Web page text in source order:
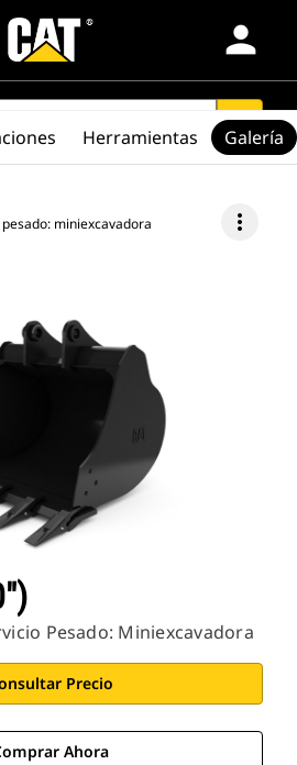
person
search
miniexcavadora more_vert
Pesado: Miniexcavadora
Precio
Ahora
Herramientas Galería